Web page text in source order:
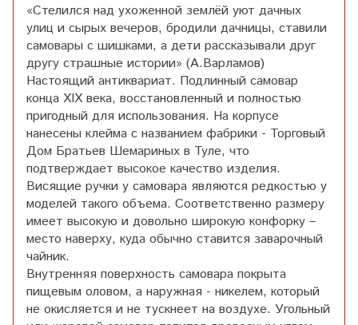
«Стелился над ухоженной землёй уют дачных
улиц и сырых вечеров, бродили дачницы, ставили
самовары с шишками, а дети рассказывали друг
другу страшные истории» (А.Варламов)
Настоящий антиквариат. Подлинный самовар
конца XIX века, восстановленный и полностью
пригодный для использования. На корпусе
нанесены клейма с названием фабрики - Торговый
Дом Братьев Шемариных в Туле, что
подтверждает высокое качество изделия.
Висящие ручки у самовара являются редкостью у
моделей такого объема. Соответственно размеру
имеет высокую и довольно широкую конфорку –
место наверху, куда обычно ставится заварочный
чайник.
Внутренняя поверхность самовара покрыта
пищевым оловом, а наружная - никелем, который
не окисляется и не тускнеет на воздухе. Угольный